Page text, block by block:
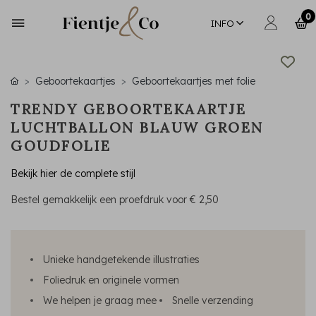
INFO
0
Geboortekaartjes Geboortekaartjes met folie
TRENDY GEBOORTEKAARTJE
LUCHTBALLON BLAUW GROEN
GOUDFOLIE
Bekijk hier de complete stijl
Bestel gemakkelijk een proefdruk voor€ 2,50
Unieke handgetekende illustraties
Foliedruk en originele vormen
We helpen je graag mee
Snelle verzending